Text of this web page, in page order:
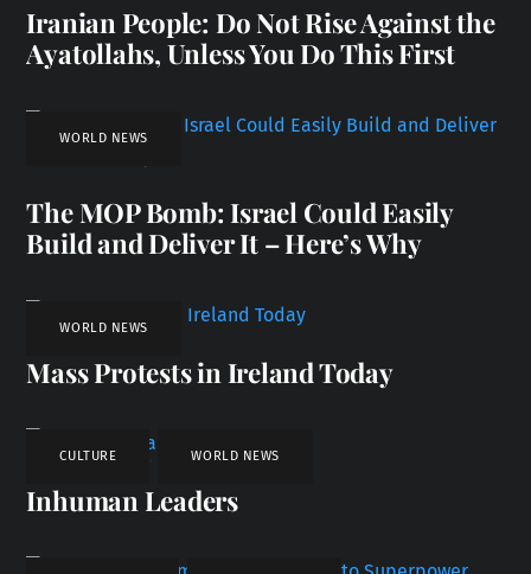
Iranian People: Do Not Rise Against the
Ayatollahs, Unless You Do This First
WORLD NEWS
The MOP Bomb: Israel Could Easily
Build and Deliver It – Here’s Why
WORLD NEWS
Mass Protests in Ireland Today
CULTURE WORLD NEWS
Inhuman Leaders